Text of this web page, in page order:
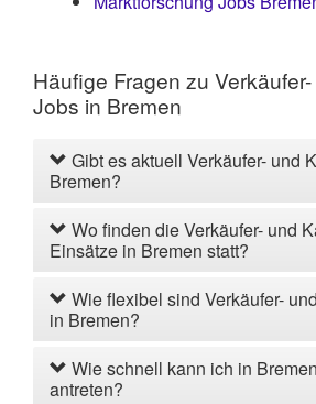
Häufige Fragen zu
Jobs in Bremen
Gibt es aktuell Verkäufer- und
Bremen?
Wo finden die Verkäufer- und
Einsätze in Bremen statt?
Wie flexibel sind Verkäufer-
in Bremen?
Wie schnell kann ich in
antreten?